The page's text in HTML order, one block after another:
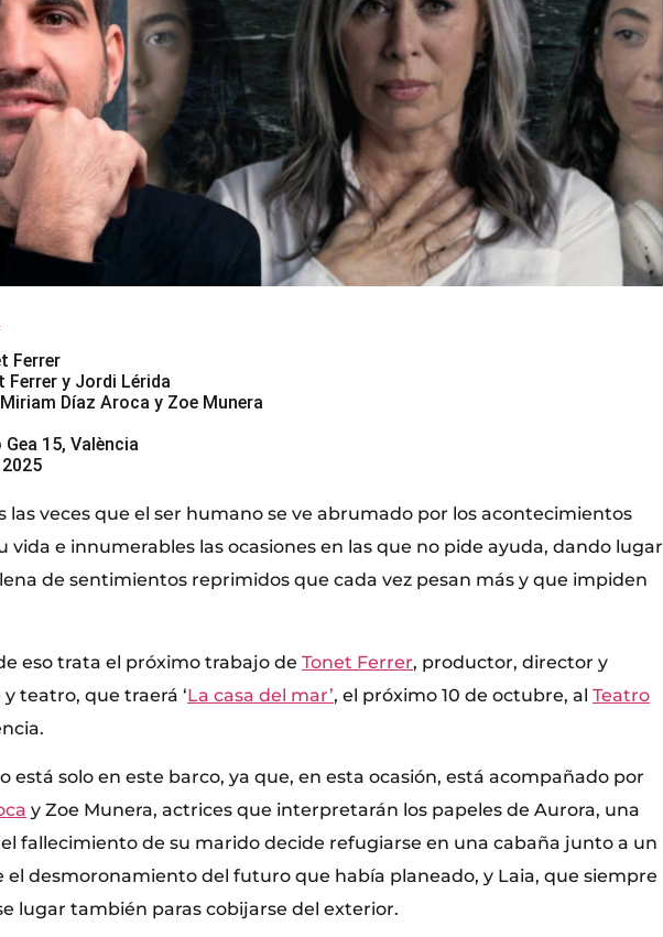
Ferrer
Ferrer y Jordi Lérida
Díaz Aroca y Zoe Munera
15, València
las veces que el ser humano se ve abrumado por los acontecimientos
vida e innumerables las ocasiones en las que no pide ayuda, dando lugar
de sentimientos reprimidos que cada vez pesan más y que impiden
eso trata el próximo trabajo de Tonet Ferrer, productor, director y
teatro, que traerá ‘La casa del mar’, el próximo 10 de octubre, al Teatro
está solo en este barco, ya que, en esta ocasión, está acompañado por
y Zoe Munera, actrices que interpretarán los papeles de Aurora, una
fallecimiento de su marido decide refugiarse en una cabaña junto a un
el desmoronamiento del futuro que había planeado, y Laia, que siempre
lugar también paras cobijarse del exterior.